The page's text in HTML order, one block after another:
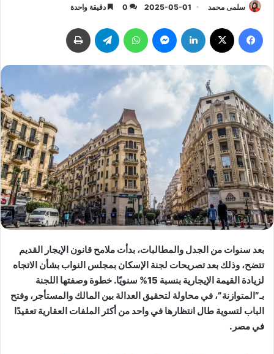
سلمى محمد 2025-05-01
0 دقيقة واحدة
بعد سنوات من الجدل والمطالبات، بدأت ملامح قانون الإيجار القديم
تتضح، وذلك بعد تصريحات لجنة الإسكان بمجلس النواب بشأن الاتجاه
لزيادة القيمة الإيجارية بنسبة 15% سنويًا. خطوة وصفتها اللجنة
بـ”المتوازنة”، في محاولة لتحقيق العدالة بين المالك والمستأجر، وفتح
الباب لتسوية طال انتظارها في واحد من أكثر الملفات العقارية تعقيدًا
في مصر.